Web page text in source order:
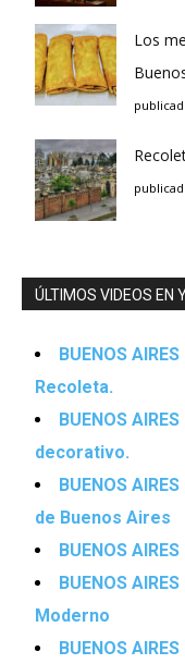
Los
ÚLTIMOS VIDEOS EN
BUENOS
Recoleta.
BUENOS
decorativo.
BUENOS
de Buenos Aires
BUENOS
BUENOS
Moderno
BUENOS